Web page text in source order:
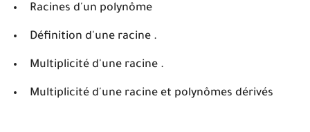
Racines d'un polynôme
Définition d'une racine .
Multiplicité d'une racine .
Multiplicité d'une racine et polynômes dérivés